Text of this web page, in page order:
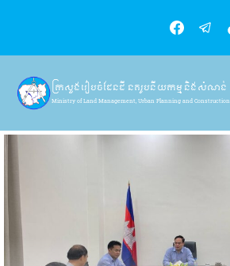
content
ក្រសួងរៀបចំដែនដី នគរូបនីយកម្ម និងសំណង់
Ministry of Land Management, Urban Planning and Construction